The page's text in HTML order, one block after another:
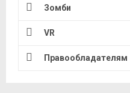
Зомби
VR
Правообладателям